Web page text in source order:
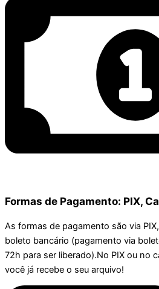
Formas de Pagamento: PIX,
As formas de pagamento são via
boleto bancário (pagamento via
72h para ser liberado).No PIX ou no
você já recebe o seu arquivo!